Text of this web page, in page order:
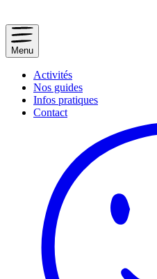
Menu
Activités
Nos guides
Infos pratiques
Contact